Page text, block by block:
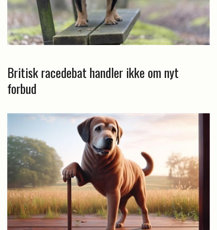
Britisk racedebat handler ikke om nyt
forbud